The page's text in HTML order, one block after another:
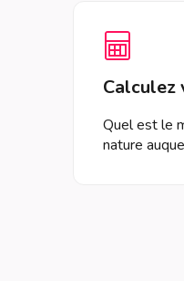
Calculez
Quel est le
nature